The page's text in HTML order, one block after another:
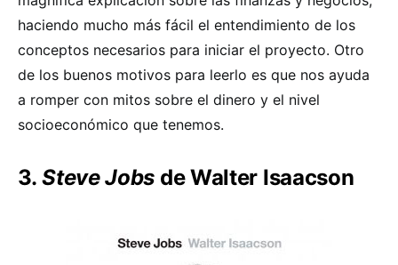
haciendo mucho más fácil el entendimiento de los
conceptos necesarios para iniciar el proyecto. Otro
de los buenos motivos para leerlo es que nos ayuda
a romper con mitos sobre el dinero y el nivel
socioeconómico que tenemos.
3. Steve Jobs de Walter Isaacson